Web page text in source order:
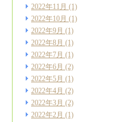
2022年11月 (1)
2022年10月 (1)
2022年9月 (1)
2022年8月 (1)
2022年7月 (1)
2022年6月 (2)
2022年5月 (1)
2022年4月 (2)
2022年3月 (2)
2022年2月 (1)